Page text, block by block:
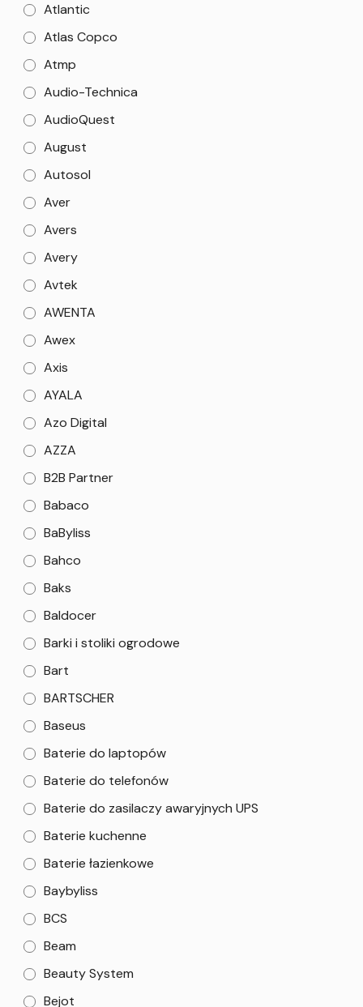
Atlantic
Atlas Copco
Atmp
Audio-Technica
AudioQuest
August
Autosol
Aver
Avers
Avery
Avtek
AWENTA
Awex
Axis
AYALA
Azo Digital
AZZA
B2B Partner
Babaco
BaByliss
Bahco
Baks
Baldocer
Barki i stoliki ogrodowe
Bart
BARTSCHER
Baseus
Baterie do laptopów
Baterie do telefonów
Baterie do zasilaczy awaryjnych UPS
Baterie kuchenne
Baterie łazienkowe
Baybyliss
BCS
Beam
Beauty System
Bejot